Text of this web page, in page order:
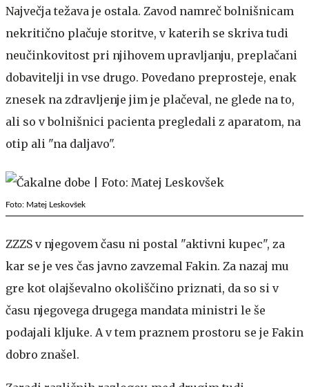
Največja težava je ostala. Zavod namreč bolnišnicam
nekritično plačuje storitve, v katerih se skriva tudi
neučinkovitost pri njihovem upravljanju, preplačani
dobavitelji in vse drugo. Povedano preprosteje, enak
znesek na zdravljenje jim je plačeval, ne glede na to,
ali so v bolnišnici pacienta pregledali z aparatom, na
otip ali "na daljavo".
Foto: Matej Leskovšek
ZZZS v njegovem času ni postal "aktivni kupec", za
kar se je ves čas javno zavzemal Fakin. Za nazaj mu
gre kot olajševalno okoliščino priznati, da so si v
času njegovega drugega mandata ministri le še
podajali kljuke. A v tem praznem prostoru se je Fakin
dobro znašel.